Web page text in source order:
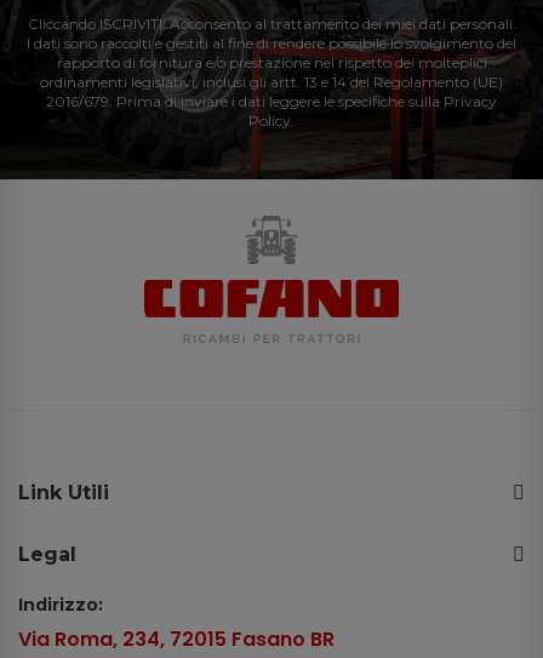
Cliccando ISCRIVITI: Acconsento al trattamento dei miei dati personali.
I dati sono raccolti e gestiti al fine di rendere possibile lo svolgimento del
rapporto di fornitura e/o prestazione nel rispetto dei molteplici
ordinamenti legislativi, inclusi gli artt. 13 e 14 del Regolamento (UE)
2016/679. Prima di inviare i dati leggere le specifiche sulla Privacy
Policy.
Link Utili
Legal
Indirizzo:
Via Roma, 234, 72015 Fasano BR